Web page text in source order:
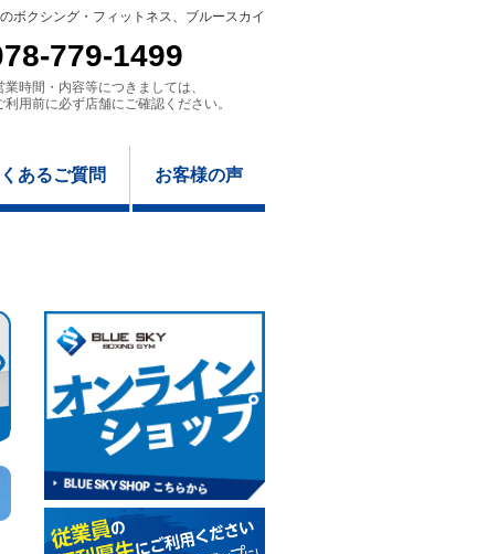
ボクシング・フィットネス、ブルースカイ
779-1499
業時間・内容等につきましては、
利用前に必ず店舗にご確認ください。
あるご質問 お客様の声